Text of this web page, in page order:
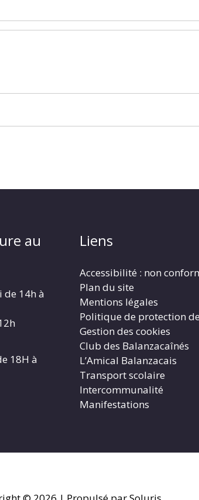
au
14h à
18H à
Liens
Accessibilité : non
Plan du site
Mentions légales
Politique de protection
Gestion des cookies
Club des Balanzacaînés
L’Amical Balanzacais
Transport scolaire
Intercommunalité
Manifestations